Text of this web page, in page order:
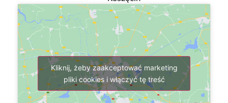
Kliknij, żeby zaakceptować marketing
pliki cookies i włączyć tę treść